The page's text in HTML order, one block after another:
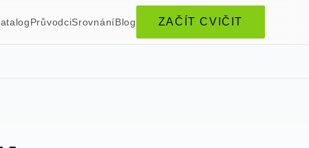
PrůvodciSrovnáníBlog ZAČÍT CVIČIT